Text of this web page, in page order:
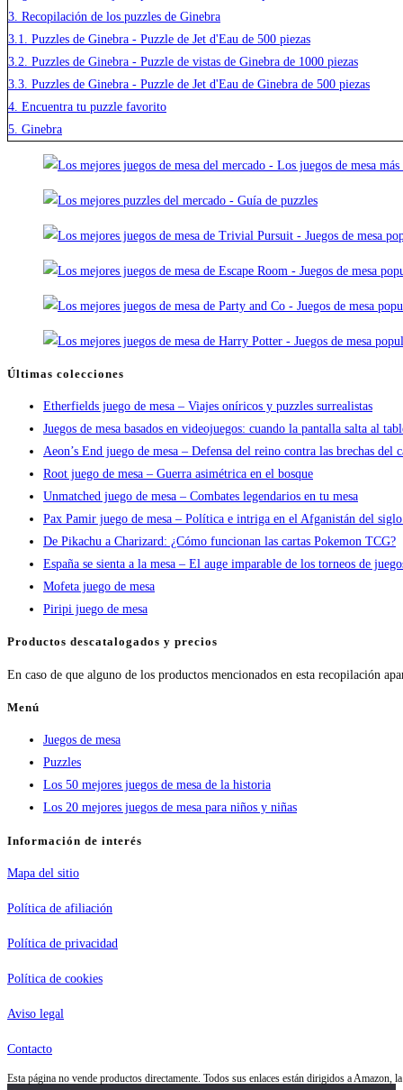
3. Recopilación de los puzzles de Ginebra
3.1.
Puzzles de Ginebra - Puzzle de Jet d'Eau de 500 piezas
3.2. Puzzles de Ginebra - Puzzle de vistas de Ginebra de 1000 piezas
3.3. Puzzles de Ginebra - Puzzle de Jet d'Eau de Ginebra de 500 piezas
4. Encuentra tu puzzle favorito
5. Ginebra
Últimas colecciones
Etherfields juego de mesa – Viajes oníricos y puzzles surrealistas
Juegos de mesa basados en videojuegos: cuando la pantalla salta al
Aeon’s End juego de mesa – Defensa del reino contra las brechas del
Root juego de mesa – Guerra asimétrica en el bosque
Unmatched juego de mesa – Combates legendarios en tu mesa
Pax Pamir juego de mesa – Política e intriga en el Afganistán del
De Pikachu a Charizard: ¿Cómo funcionan las cartas Pokemon TCG?
España se sienta a la mesa – El auge imparable de los torneos de
Mofeta juego de mesa
Piripi juego de mesa
Productos descatalogados y precios
En caso de que alguno de los productos mencionados en esta recopilación
Menú
Juegos de mesa
Puzzles
Los 50 mejores juegos de mesa de la historia
Los 20 mejores juegos de mesa para niños y niñas
Información de interés
Mapa del sitio
Política de afiliación
Política de privacidad
Política de cookies
Aviso legal
Contacto
Esta página no vende productos directamente. Todos sus enlaces están dirigidos a